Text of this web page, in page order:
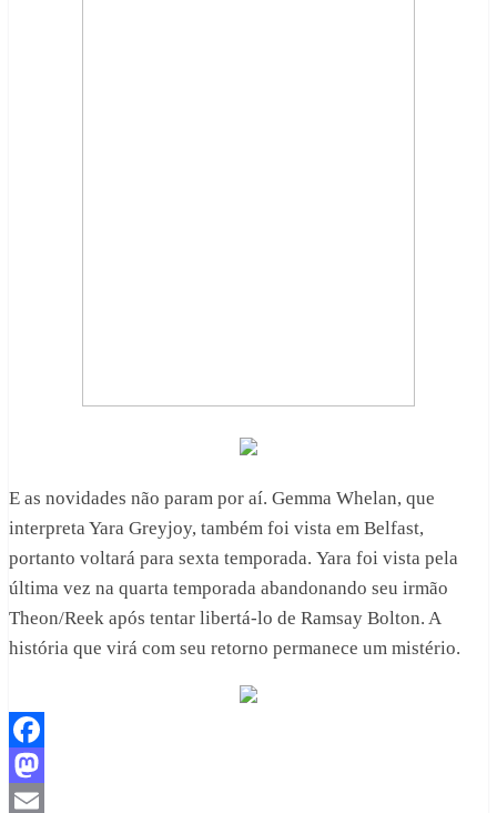
E as novidades não param por aí. Gemma Whelan, que
interpreta Yara Greyjoy, também foi vista em Belfast,
portanto voltará para sexta temporada. Yara foi vista pela
última vez na quarta temporada abandonando seu irmão
Theon/Reek após tentar libertá-lo de Ramsay Bolton. A
história que virá com seu retorno permanece um mistério.
Facebook
Mastodon